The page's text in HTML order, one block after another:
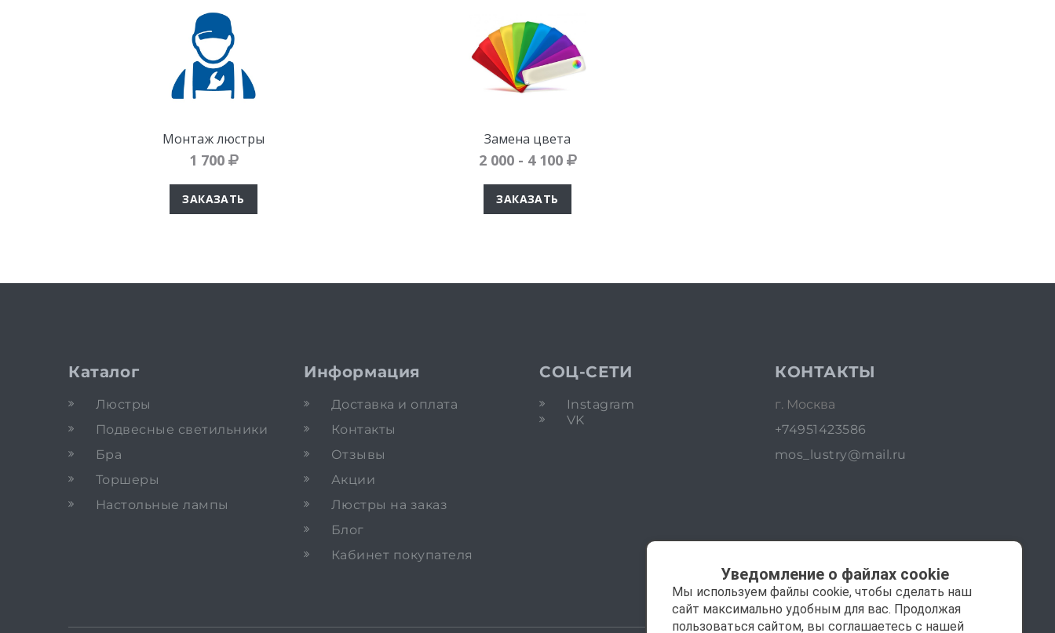
Монтаж люстры
1 700
ЗАКАЗАТЬ
Замена цвета
2 000 - 4 100
ЗАКАЗАТЬ
Каталог
Люстры
Подвесные светильники
Бра
Торшеры
Настольные лампы
Информация
Доставка и оплата
Контакты
Отзывы
Акции
Люстры на заказ
Блог
Кабинет покупателя
СОЦ-СЕТИ
Instagram
VK
КОНТАКТЫ
г. Москва
+74951423586
mos_lustry@mail.ru
Уведомление о файлах cookie
Мы используем файлы cookie, чтобы сделать наш
сайт максимально удобным для вас. Продолжая
пользоваться сайтом, вы соглашаетесь с нашей